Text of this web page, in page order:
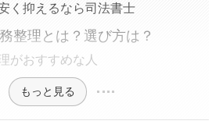
く抑えるなら司法書士
整理とは？選び方は？
がおすすめな人
もっと見る